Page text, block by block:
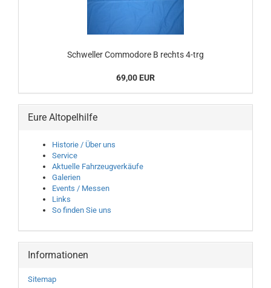
Schweller Commodore B rechts 4-trg
69,00 EUR
Eure Altopelhilfe
Historie / Über uns
Service
Aktuelle Fahrzeugverkäufe
Galerien
Events / Messen
Links
So finden Sie uns
Informationen
Sitemap